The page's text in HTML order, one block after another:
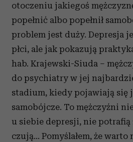
otoczeniu jakiegoś
popełnić albo popełnił
problem jest duży. Depresja
płci, ale jak pokazują
hab. Krajewski-Siuda –
do psychiatry w jej
stadium, kiedy pojawiają się
samobójcze. To mężczyźni
u siebie depresji, nie potrafią
czują… Pomyślałem, że warto